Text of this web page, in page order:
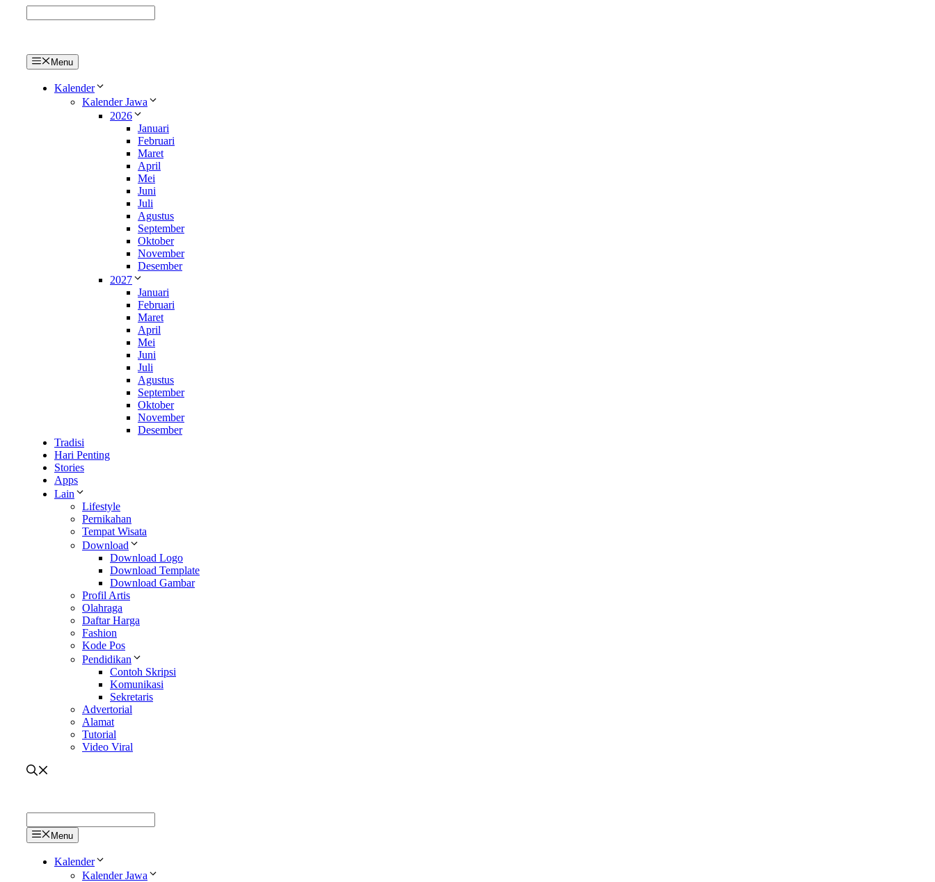
Menu
Kalender
Kalender Jawa
2026
Januari
Februari
Maret
April
Mei
Juni
Juli
Agustus
September
Oktober
November
Desember
2027
Januari
Februari
Maret
April
Mei
Juni
Juli
Agustus
September
Oktober
November
Desember
Tradisi
Hari Penting
Stories
Apps
Lain
Lifestyle
Pernikahan
Tempat Wisata
Download
Download Logo
Download Template
Download Gambar
Profil Artis
Olahraga
Daftar Harga
Fashion
Kode Pos
Pendidikan
Contoh Skripsi
Komunikasi
Sekretaris
Advertorial
Alamat
Tutorial
Video Viral
Menu
Kalender
Kalender Jawa